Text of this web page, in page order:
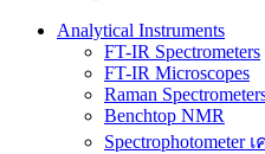
Analytical Instruments
FT-IR Spectrometers
FT-IR Microscopes
Raman
Benchtop NMR